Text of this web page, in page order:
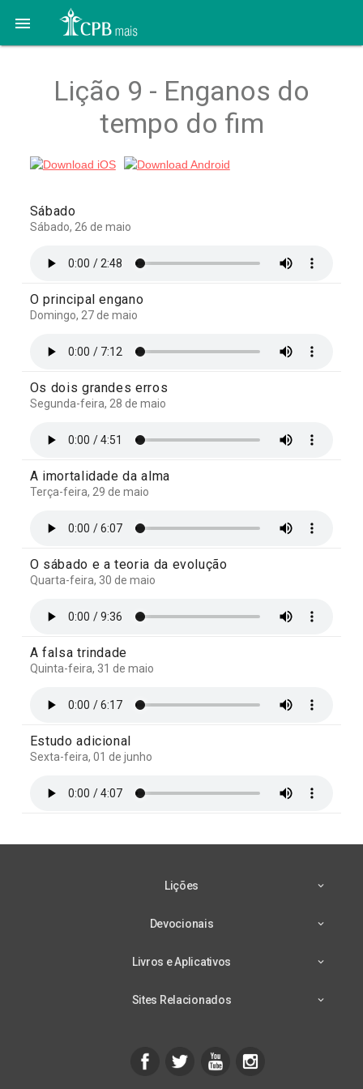

Lição 9 - Enganos do
tempo do fim
Sábado
Sábado, 26 de maio
O principal engano
Domingo, 27 de maio
Os dois grandes erros
Segunda-feira, 28 de maio
A imortalidade da alma
Terça-feira, 29 de maio
O sábado e a teoria da evolução
Quarta-feira, 30 de maio
A falsa trindade
Quinta-feira, 31 de maio
Estudo adicional
Sexta-feira, 01 de junho
Lições
Devocionais
Livros e Aplicativos
Sites Relacionados